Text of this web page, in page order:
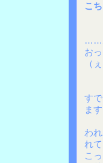
こ
……
お
（
す
ます
わ
れて
こ